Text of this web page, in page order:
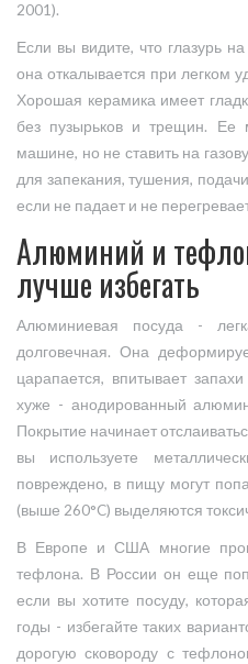
2001).
Если вы видите, что глазурь
она откалывается при легком
Хорошая керамика имеет
без пузырьков и трещин. Ее
машине, но не ставить на
для запекания, тушения,
если не падает и не
Алюминий и
лучше избегать
Алюминиевая посуда -
долговечная. Она
царапается, впитывает
хуже - анодированный
Покрытие начинает
вы используете
повреждено, в пищу могут
(выше 260°C) выделяются
В Европе и США многие
тефлона. В России он еще
если вы хотите посуду,
годы - избегайте таких
дорогую сковороду с